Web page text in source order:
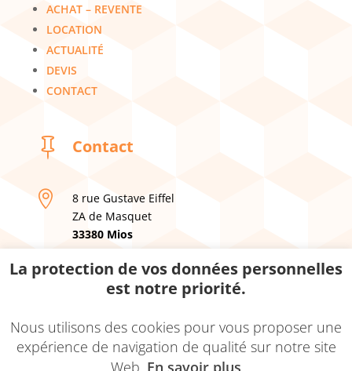
ACHAT – REVENTE
LOCATION
ACTUALITÉ
DEVIS
CONTACT
 Contact

8 rue Gustave Eiffel
ZA de Masquet
33380 Mios
 05 57 05 34 90
 garagephenix@hotmail.com
La protection de vos données personnelles
est notre priorité.
Nous utilisons des cookies pour vous proposer une
expérience de navigation de qualité sur notre site
Web. En savoir plus